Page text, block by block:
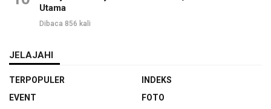
Utama
Dibaca 856 kali
JELAJAHI
TERPOPULER
INDEKS
EVENT
FOTO